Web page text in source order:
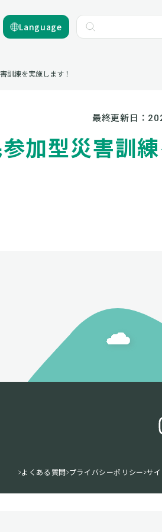
Language
訓練を実施します！
最終更新日：
加型災害訓
よくある質問 プライバシーポリシー サ